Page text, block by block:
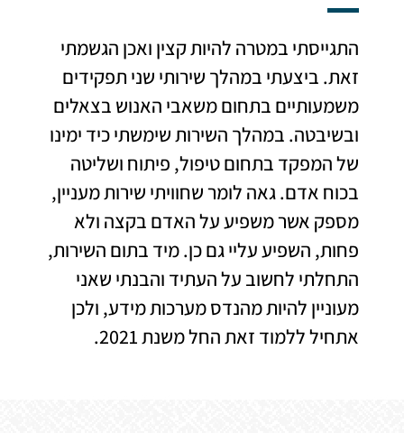
התגייסתי במטרה להיות קצין ואכן הגשמתי
זאת. ביצעתי במהלך שירותי שני תפקידים
משמעותיים בתחום משאבי האנוש בצאלים
ובשיבטה. במהלך השירות שימשתי כיד ימינו
של המפקד בתחום טיפול, פיתוח ושליטה
בכוח אדם. גאה לומר שחוויתי שירות מעניין,
מספק אשר משפיע על האדם בקצה ולא
פחות, השפיע עליי גם כן. מיד בתום השירות,
התחלתי לחשוב על העתיד והבנתי שאני
מעוניין להיות מהנדס מערכות מידע, ולכן
אתחיל ללמוד זאת החל משנת 2021.